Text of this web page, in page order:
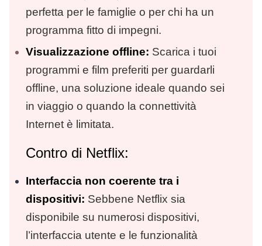
perfetta per le famiglie o per chi ha un
programma fitto di impegni.
Visualizzazione offline: Scarica i tuoi
programmi e film preferiti per guardarli
offline, una soluzione ideale quando sei
in viaggio o quando la connettività
Internet è limitata.
Contro di Netflix:
Interfaccia non coerente tra i
dispositivi: Sebbene Netflix sia
disponibile su numerosi dispositivi,
l’interfaccia utente e le funzionalità